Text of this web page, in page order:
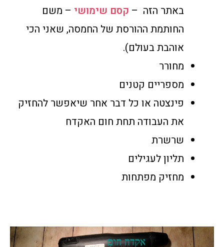
באתר הזה – קסם שימושי – משם
החותמת ההורסת של החמסה, שאני הכי
אוהבת בעולם).
מחורר
מספריים קטנים
פינצטה או כל דבר אחר שיאפשר להחזיק
את העבודה תחת חום האקדח
שרשרת
תליון לעגילים
מחזיק מפתחות